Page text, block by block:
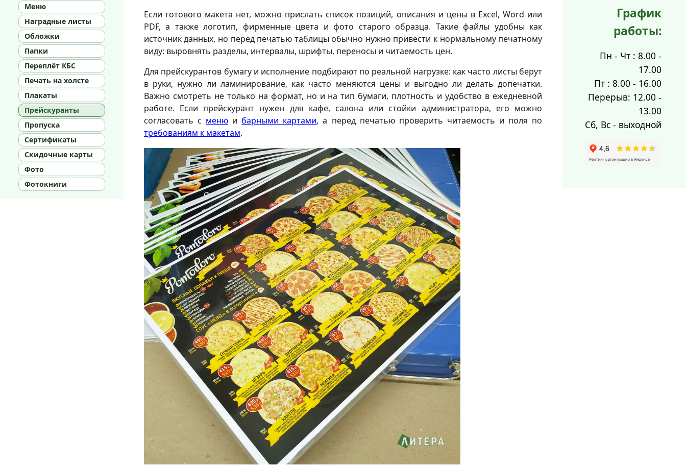
Меню
Наградные листы
Обложки
Папки
Переплёт КБС
Печать на холсте
Плакаты
Прейскуранты
Пропуска
Сертификаты
Скидочные карты
Фото
Фотокниги
Если готового макета нет, можно прислать список позиций, описания и цены в Excel, Word или
PDF, а также логотип, фирменные цвета и фото старого образца. Такие файлы удобны как
источник данных, но перед печатью таблицы обычно нужно привести к нормальному печатному
виду: выровнять разделы, интервалы, шрифты, переносы и читаемость цен.
Для прейскурантов бумагу и исполнение подбирают по реальной нагрузке: как часто листы берут
в руки, нужно ли ламинирование, как часто меняются цены и выгодно ли делать допечатки.
Важно смотреть не только на формат, но и на тип бумаги, плотность и удобство в ежедневной
работе. Если прейскурант нужен для кафе, салона или стойки администратора, его можно
согласовать с меню и барными картами, а перед печатью проверить читаемость и поля по
требованиям к макетам.
График
работы:
Пн - Чт : 8.00 -
17.00
Пт : 8.00 - 16.00
Перерыв: 12.00 -
13.00
Сб, Вс - выходной